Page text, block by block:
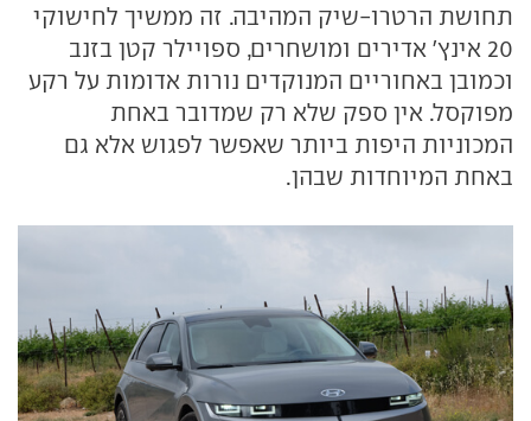
תחושת הרטרו-שיק המהיבה. זה ממשיך לחישוקי
20 אינץ' אדירים ומושחרים, ספויילר קטן בזנב
וכמובן באחוריים המנוקדים נורות אדומות על רקע
מפוקסל. אין ספק שלא רק שמדובר באחת
המכוניות היפות ביותר שאפשר לפגוש אלא גם
באחת המיוחדות שבהן.